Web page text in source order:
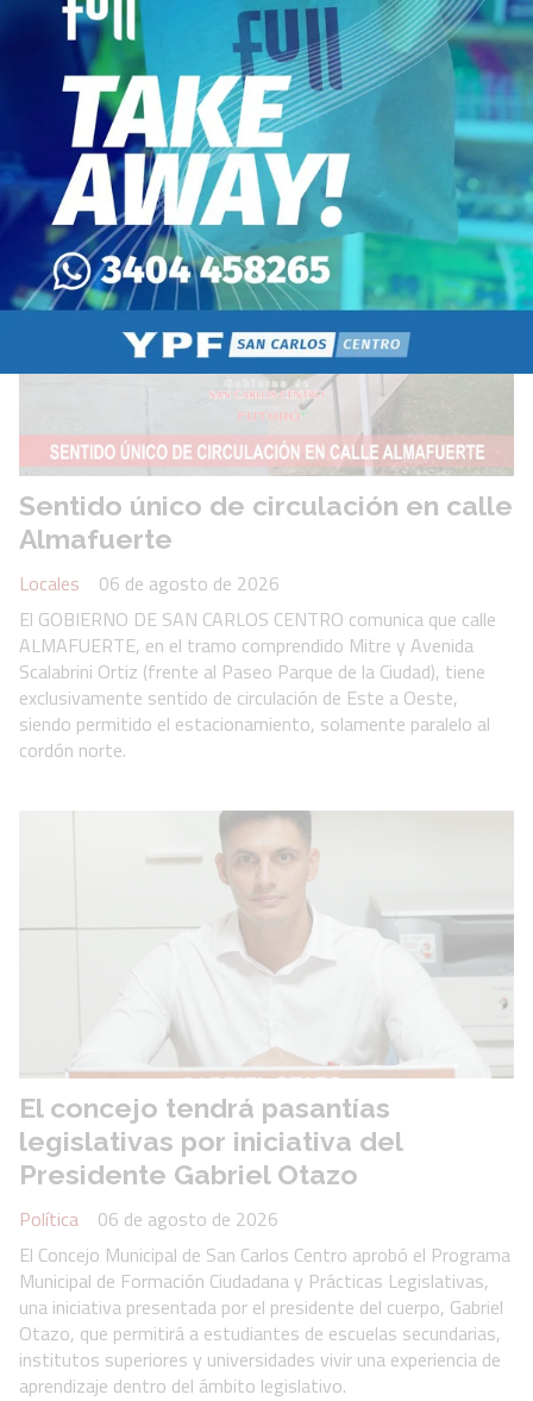
La Subcomisión de Fútbol Mayor del Club Deportivo Unión
Progresista (C.D.U.P.) de San Carlos Sud anunció la
reprogramación de su tradicional Hamburguesa Bingo, una
propuesta recreativa destinada a reunir a socios,
simpatizantes y vecinos de la comunidad en una noche de
entretenimiento.
Sentido único de circulación en calle
Almafuerte
Locales
06 de agosto de 2026
El GOBIERNO DE SAN CARLOS CENTRO comunica que calle
ALMAFUERTE, en el tramo comprendido Mitre y Avenida
Scalabrini Ortiz (frente al Paseo Parque de la Ciudad), tiene
exclusivamente sentido de circulación de Este a Oeste,
siendo permitido el estacionamiento, solamente paralelo al
cordón norte.
El concejo tendrá pasantías
legislativas por iniciativa del
Presidente Gabriel Otazo
Política
06 de agosto de 2026
El Concejo Municipal de San Carlos Centro aprobó el Programa
Municipal de Formación Ciudadana y Prácticas Legislativas,
una iniciativa presentada por el presidente del cuerpo, Gabriel
Otazo, que permitirá a estudiantes de escuelas secundarias,
institutos superiores y universidades vivir una experiencia de
aprendizaje dentro del ámbito legislativo.